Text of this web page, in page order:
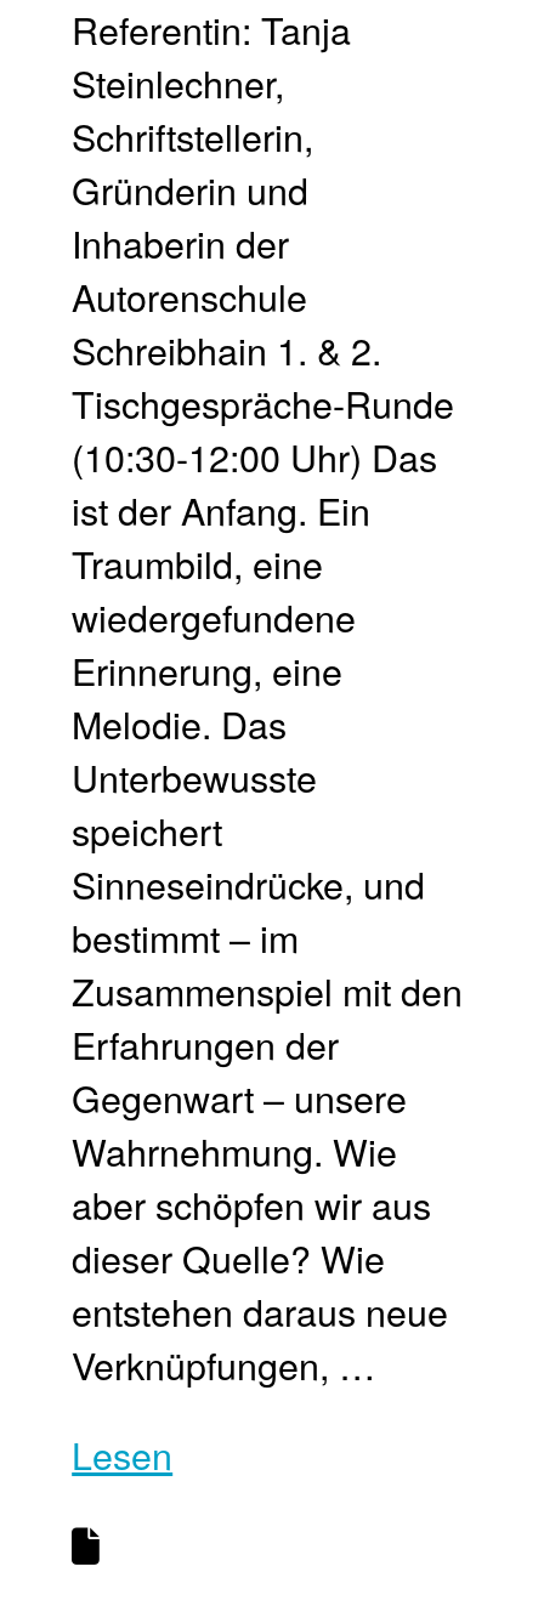
Referentin: Tanja
Steinlechner,
Schriftstellerin,
Gründerin und
Inhaberin der
Autorenschule
Schreibhain 1. & 2.
Tischgespräche-Runde
(10:30-12:00 Uhr) Das
ist der Anfang. Ein
Traumbild, eine
wiedergefundene
Erinnerung, eine
Melodie. Das
Unterbewusste
speichert
Sinneseindrücke, und
bestimmt – im
Zusammenspiel mit den
Erfahrungen der
Gegenwart – unsere
Wahrnehmung. Wie
aber schöpfen wir aus
dieser Quelle? Wie
entstehen daraus neue
Verknüpfungen, …
Lesen